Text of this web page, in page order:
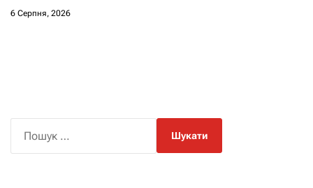
6 Серпня, 2026